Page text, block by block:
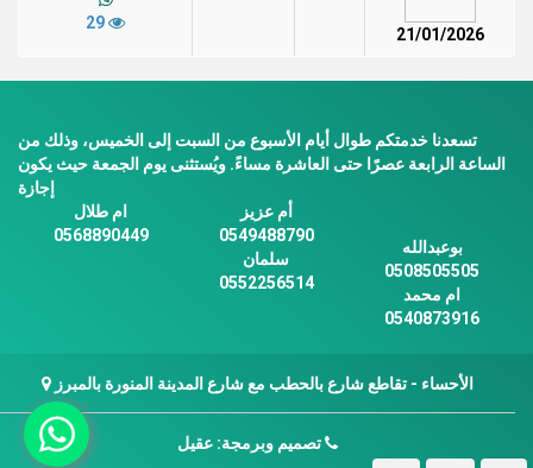
21/01/2026
تسعدنا خدمتكم طوال أيام الأسبوع من السبت إلى الخميس، وذلك من
الساعة الرابعة عصرًا حتى العاشرة مساءً. ويُستثنى يوم الجمعة حيث يكون
إجازة
ام طلال
0568890449
أم عزيز
0549488790
سلمان
0552256514
بوعبدالله
0508505505
ام محمد
0540873916
الأحساء - تقاطع شارع بالحطب مع شارع المدينة المنورة بالمبرز